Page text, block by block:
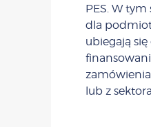
PES. W
dla
ubiegają się
lub z